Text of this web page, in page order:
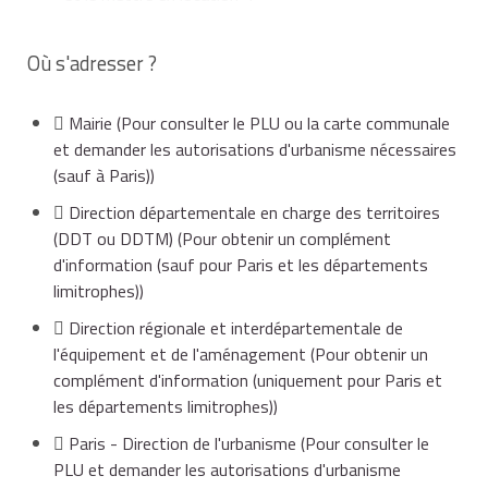
Ces informations peuvent être obtenues en mairie.
Lorsque le local professionnel fait partie d'un
immeuble en copropriété, il faut :
vérifier que le
et obtenir l'accord de la copropriété en assemblée
la même s'il s'agit d'une activité commerciale ou d'un
Où s'adresser ?
Mairie (Pour consulter le PLU ou la carte communale
et demander les autorisations d'urbanisme nécessaires
(sauf à Paris))
Direction départementale en charge des territoires
(DDT ou DDTM) (Pour obtenir un complément
d'information (sauf pour Paris et les départements
limitrophes))
Direction régionale et interdépartementale de
l'équipement et de l'aménagement (Pour obtenir un
complément d'information (uniquement pour Paris et
les départements limitrophes))
Paris - Direction de l'urbanisme (Pour consulter le
PLU et demander les autorisations d'urbanisme